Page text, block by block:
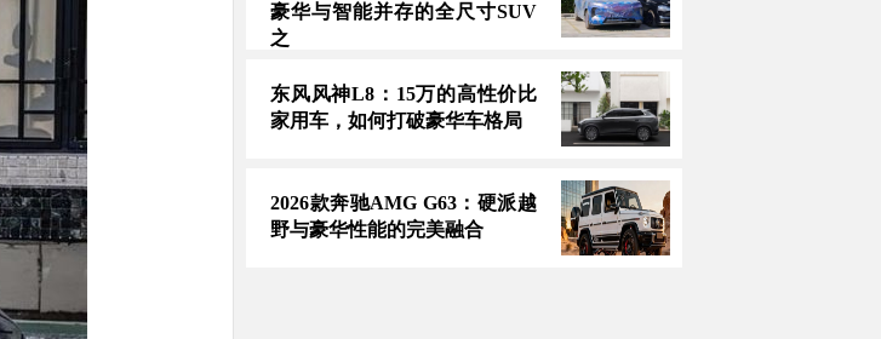
豪华与智能并存的全尺寸SUV
之
东风风神L8：15万的高性价比
家用车，如何打破豪华车格局
2026款奔驰AMG G63：硬派越
野与豪华性能的完美融合